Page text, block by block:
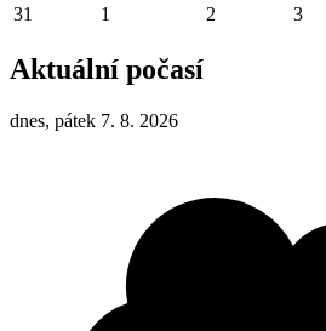
31 1 2 3
Aktuální počasí
dnes, pátek 7. 8. 2026